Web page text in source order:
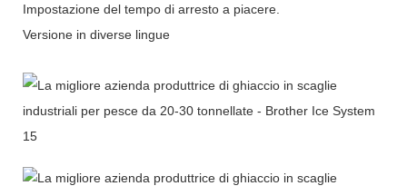
Impostazione del tempo di arresto a piacere.
Versione in diverse lingue